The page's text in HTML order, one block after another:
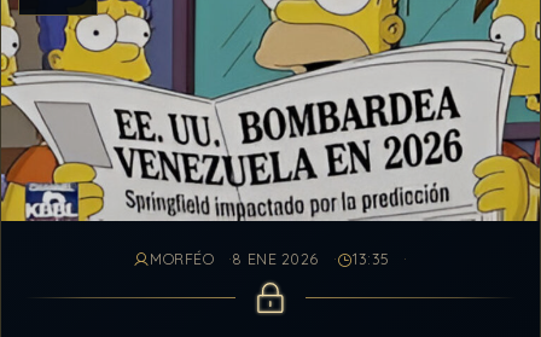
MORFÉO 8 ENE 2026 13:35